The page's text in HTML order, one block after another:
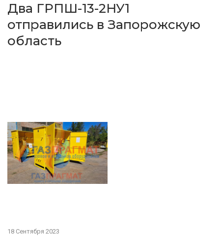
Два ГРПШ-13-2НУ1
отправились в Запорожскую
область
18 Сентября 2023